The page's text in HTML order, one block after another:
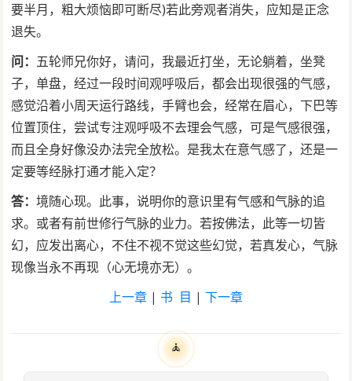
要半月，粗大烦恼即可断尽)若此旁观者消失，应知是正念
退失。
问： 五轮师兄你好，请问，我最近打坐，无论躺着，坐凳
子，单盘，经过一段时间观呼吸后，都会出现很强的气感，
感觉沿着小周天运行路线，手臂也会，经常在眉心，下巴等
位置顶住，尝试专注观呼吸不去理会气感，可是气感很强，
而且全身好像没办法完全放松。是我太在意气感了，还是一
定要等经脉打通才能入定？
答：境随心现。此事，说明你的意识里有气感和气脉的追
求。或者有前世修行气脉的业力。若按佛法，此等一切皆
幻，应发出离心，不住不视不觉这些幻觉，若真发心，气脉
现像当永不再现（心无境亦无）。
上一章 | 书 目 | 下一章
🧘